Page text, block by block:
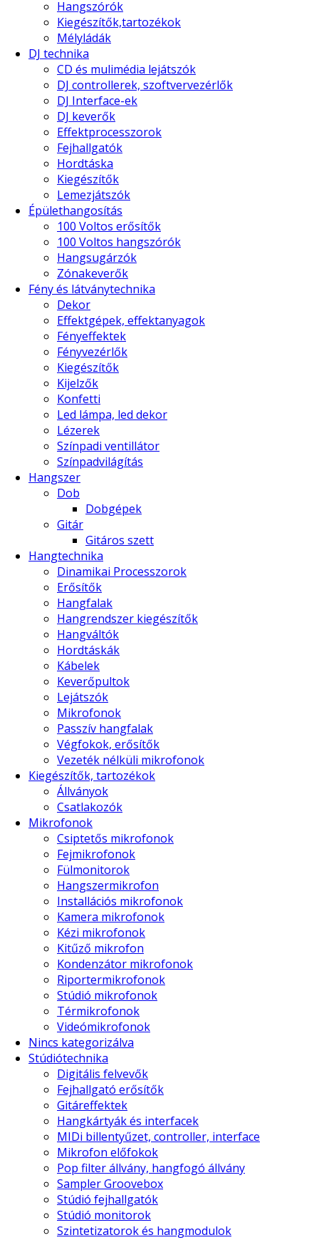
Hangszórók
Kiegészítők,tartozékok
Mélyládák
DJ technika
CD és mulimédia lejátszók
DJ controllerek, szoftvervezérlők
DJ Interface-ek
DJ keverők
Effektprocesszorok
Fejhallgatók
Hordtáska
Kiegészítők
Lemezjátszók
Épülethangosítás
100 Voltos erősítők
100 Voltos hangszórók
Hangsugárzók
Zónakeverők
Fény és látványtechnika
Dekor
Effektgépek, effektanyagok
Fényeffektek
Fényvezérlők
Kiegészítők
Kijelzők
Konfetti
Led lámpa, led dekor
Lézerek
Színpadi ventillátor
Színpadvilágítás
Hangszer
Dob
Dobgépek
Gitár
Gitáros szett
Hangtechnika
Dinamikai Processzorok
Erősítők
Hangfalak
Hangrendszer kiegészítők
Hangváltók
Hordtáskák
Kábelek
Keverőpultok
Lejátszók
Mikrofonok
Passzív hangfalak
Végfokok, erősítők
Vezeték nélküli mikrofonok
Kiegészítők, tartozékok
Állványok
Csatlakozók
Mikrofonok
Csiptetős mikrofonok
Fejmikrofonok
Fülmonitorok
Hangszermikrofon
Installációs mikrofonok
Kamera mikrofonok
Kézi mikrofonok
Kitűző mikrofon
Kondenzátor mikrofonok
Riportermikrofonok
Stúdió mikrofonok
Térmikrofonok
Videómikrofonok
Nincs kategorizálva
Stúdiótechnika
Digitális felvevők
Fejhallgató erősítők
Gitáreffektek
Hangkártyák és interfacek
MIDi billentyűzet, controller, interface
Mikrofon előfokok
Pop filter állvány, hangfogó állvány
Sampler Groovebox
Stúdió fejhallgatók
Stúdió monitorok
Szintetizatorok és hangmodulok